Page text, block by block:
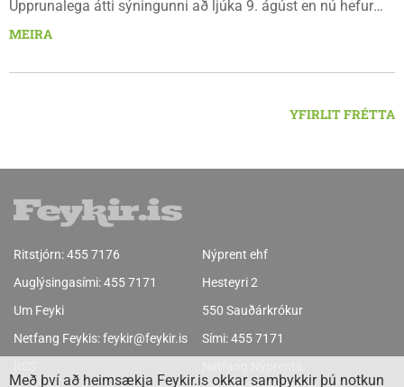
Upprunalega átti sýningunni að ljúka 9. ágúst en nú hefur
opnunartíminn verið framlengdur til 15. ágúst. Opið er á
MEIRA
YFIRLIT FRÉTTA
Ritstjórn:455 7176
Auglýsingasími:455 7171
Um Feyki
Netfang Feykis:feykir@feykir.is
Nýprent ehf
Hesteyri 2
550 Sauðárkrókur
Sími:455 7171
Með því að heimsækja Feykir.is okkar samþykkir þú notkun